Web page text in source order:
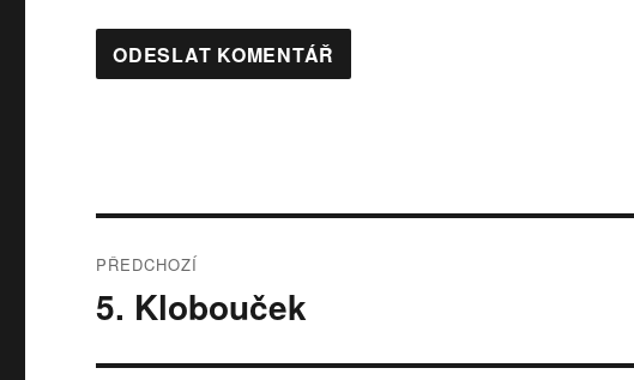
pro
PŘEDCHOZÍ
Předchozí
5. Klobouček